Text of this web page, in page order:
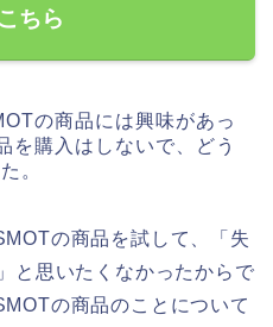
ちら
の商品には興味があっ
を購入はしないで、どう
。
の商品を試して、「失
思いたくなかったからで
の商品のことについて